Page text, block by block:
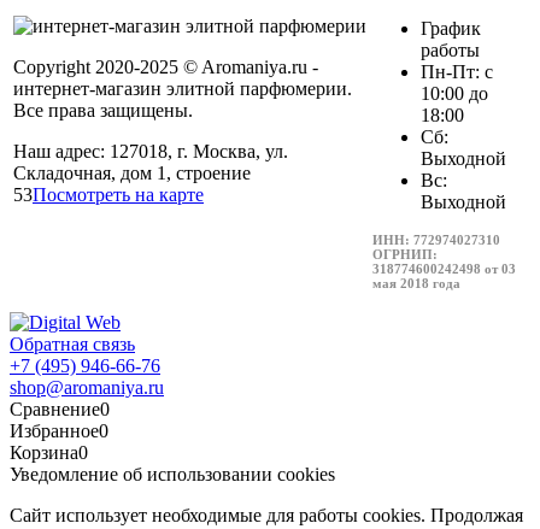
Copyright 2020-2025 © Aromaniya.ru -
интернет-магазин элитной парфюмерии.
Все права защищены.
Наш адрес: 127018, г. Москва, ул.
Складочная, дом 1, строение
53Посмотреть на карте
График
работы
Пн-Пт: с
10:00 до
18:00
Сб:
Выходной
Вс:
Выходной
ИНН: 772974027310
ОГРНИП:
318774600242498 от 03
мая 2018 года
Обратная связь
+7 (495) 946-66-76
shop@aromaniya.ru
Сравнение0
Избранное0
Корзина0
Уведомление об использовании cookies
Сайт использует необходимые для работы cookies. Продолжая